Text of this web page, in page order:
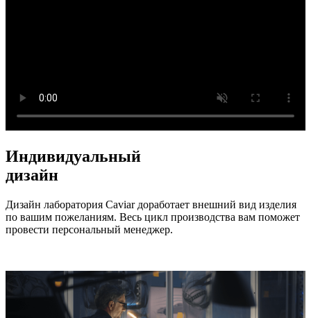
Индивидуальный
дизайн
Дизайн лаборатория Caviar доработает внешний вид изделия
по вашим пожеланиям. Весь цикл производства вам поможет
провести персональный менеджер.